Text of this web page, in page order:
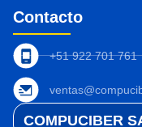
Contacto
+51 922 701 761
COMPUCIBER